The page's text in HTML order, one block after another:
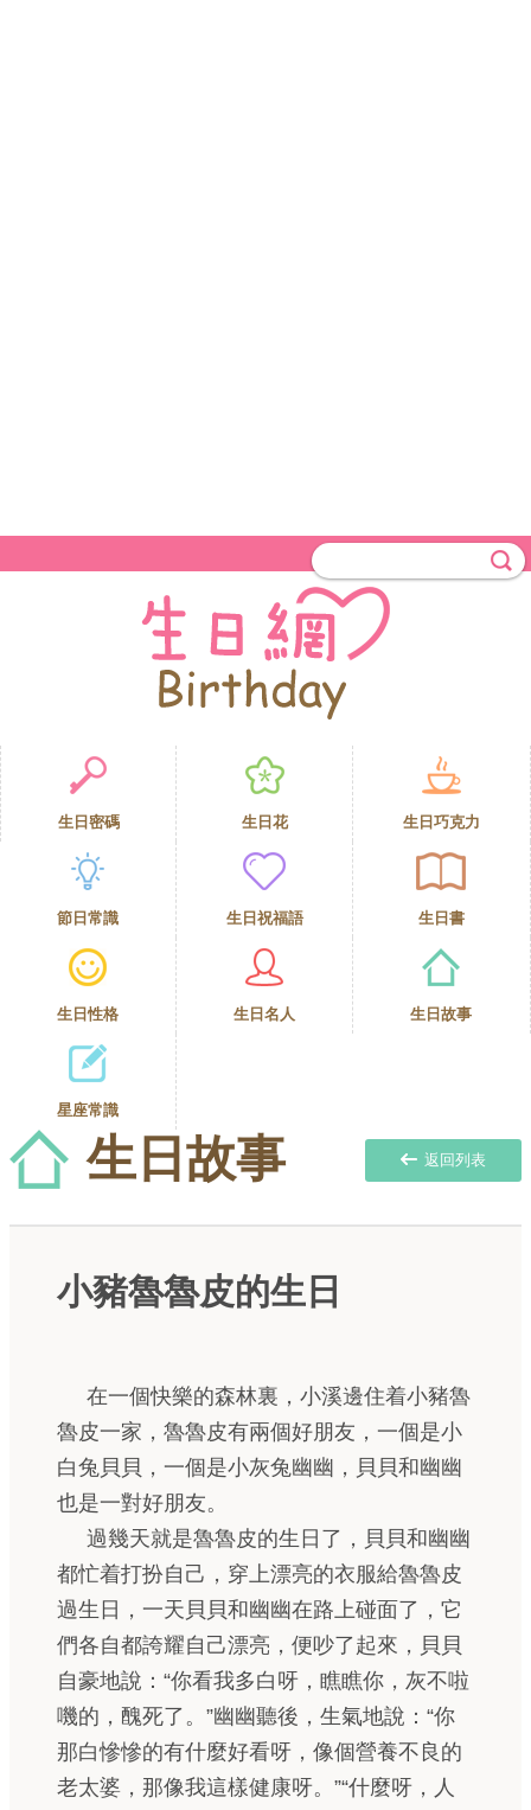
生日密碼 生日花 生日巧克力
節日常識 生日祝福語 生日書
生日性格 生日名人 生日故事
星座常識
生日故事 返回列表
小豬魯魯皮的生日
在一個快樂的森林裏，小溪邊住着小豬魯
魯皮一家，魯魯皮有兩個好朋友，一個是小
白兔貝貝，一個是小灰兔幽幽，貝貝和幽幽
也是一對好朋友。
過幾天就是魯魯皮的生日了，貝貝和幽幽
都忙着打扮自己，穿上漂亮的衣服給魯魯皮
過生日，一天貝貝和幽幽在路上碰面了，它
們各自都誇耀自己漂亮，便吵了起來，貝貝
自豪地說：“你看我多白呀，瞧瞧你，灰不啦
嘰的，醜死了。”幽幽聽後，生氣地說：“你
那白慘慘的有什麼好看呀，像個營養不良的
老太婆，那像我這樣健康呀。”“什麼呀，人